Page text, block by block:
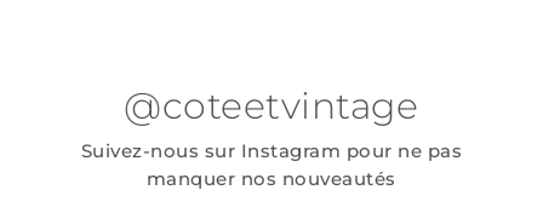
@coteetvintage
Suivez-nous sur Instagram pour ne pas
manquer nos nouveautés